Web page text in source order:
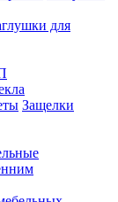
для
Защелки